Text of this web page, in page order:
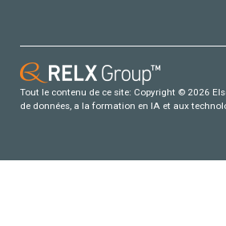
Tout le contenu de ce site: Copyright © 2026
de données, a la formation en IA et aux